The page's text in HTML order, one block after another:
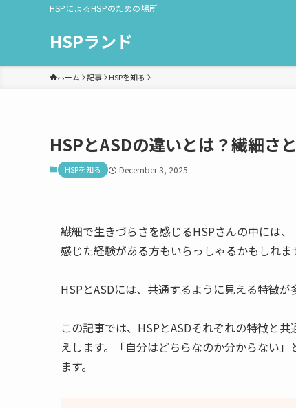
HSPによるHSPのための場所
HSPランド
ホーム 記事 HSPを知る
HSPとASDの違いとは？繊細さ
HSPを知る December 3, 2025
繊細で生きづらさを感じるHSPさんの中には
感じた経験がある方もいらっしゃるかもしれま
HSPとASDには、共通するように見える特徴
この記事では、HSPとASDそれぞれの特徴と
えします。「自分はどちらなのか分からない
ます。